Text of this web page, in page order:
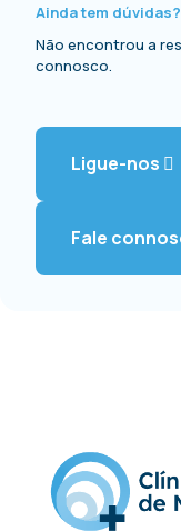
Ainda tem dúvidas?
Não encontrou a
connosco.
Ligue-nos
Fale